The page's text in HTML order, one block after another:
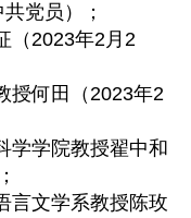
党员）；
（2023年2月2
授何田（2023年2
学学院教授翟中和
言文学系教授陈玫